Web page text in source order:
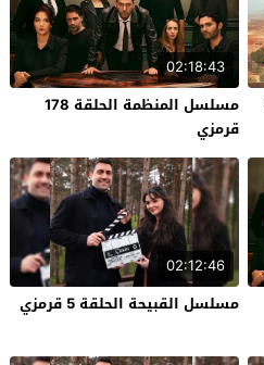
02:18:43
مسلسل المنظمة الحلقة 178
قرمزي
02:12:46
مسلسل القبيحة الحلقة 5 قرمزي